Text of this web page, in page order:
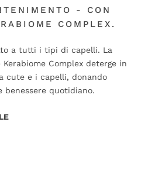
- CON
COMPLEX.
a tutti i tipi di capelli. La
Complex deterge in
cute e i capelli, donando
benessere quotidiano.